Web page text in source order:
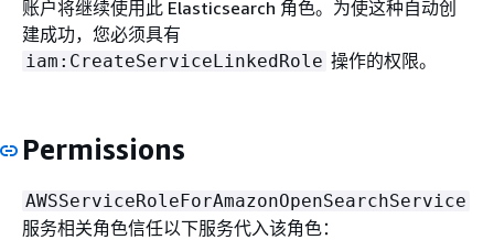
账户将继续使用此 Elasticsearch 角色。为使这种自动创
建成功，您必须具有
iam:CreateServiceLinkedRole 操作的权限。
Permissions
AWSServiceRoleForAmazonOpenSearchService
服务相关角色信任以下服务代入该角色：